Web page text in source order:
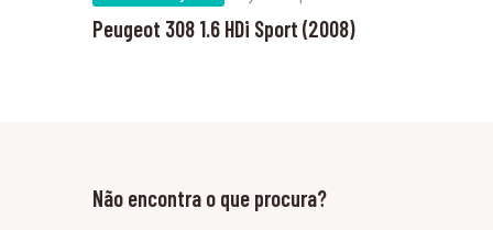
Peugeot 308 1.6 HDi Sport (2008)
Não encontra o que procura?